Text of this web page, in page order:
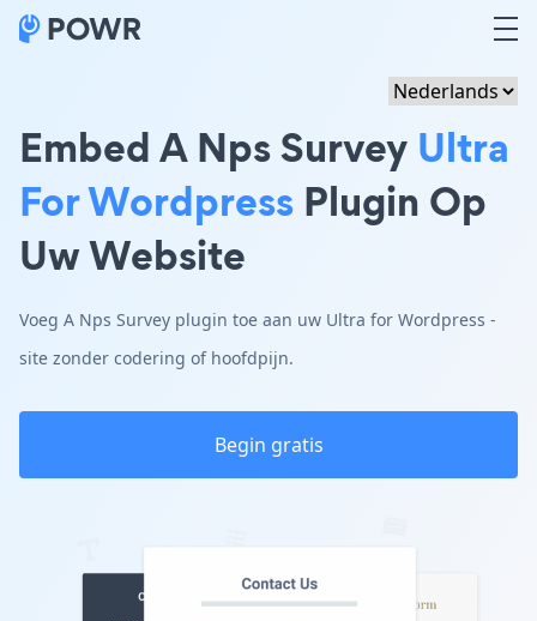
Embed A Nps Survey Ultra
For Wordpress Plugin Op
Uw Website
Voeg A Nps Survey plugin toe aan uw Ultra for Wordpress -
site zonder codering of hoofdpijn.
Begin gratis